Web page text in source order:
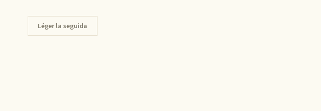
Léger la seguida